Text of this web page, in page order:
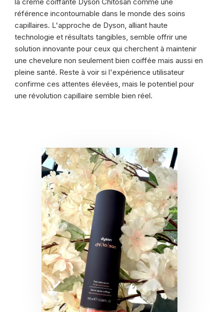
référence incontournable dans le monde des soins
capillaires. L'approche de Dyson, alliant haute
technologie et résultats tangibles, semble offrir une
solution innovante pour ceux qui cherchent à maintenir
une chevelure non seulement bien coiffée mais aussi en
pleine santé. Reste à voir si l'expérience utilisateur
confirme ces attentes élevées, mais le potentiel pour
une révolution capillaire semble bien réel.